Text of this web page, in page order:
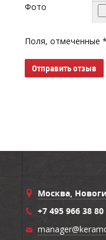
Фото
Поля, отмеченные
Отправить отзыв
Москва,
+7 495 966 38 80